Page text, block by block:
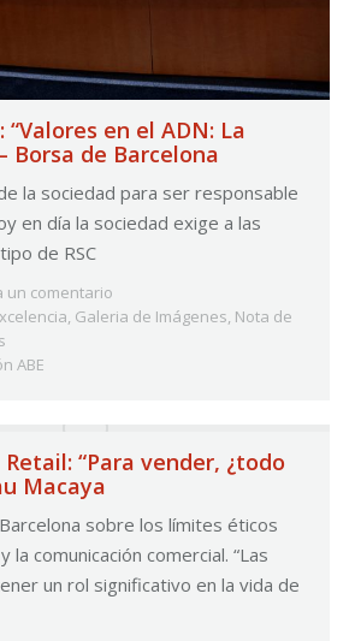
“Valores en el ADN: La
Borsa de Barcelona
la sociedad para ser responsable
en día la sociedad exige a las
de RSC
un comentario
, Galeria de Imágenes, Nota de
ABE
Retail: “Para vender, ¿todo
Macaya
sobre los límites éticos
la comunicación comercial. “Las
un rol significativo en la vida de